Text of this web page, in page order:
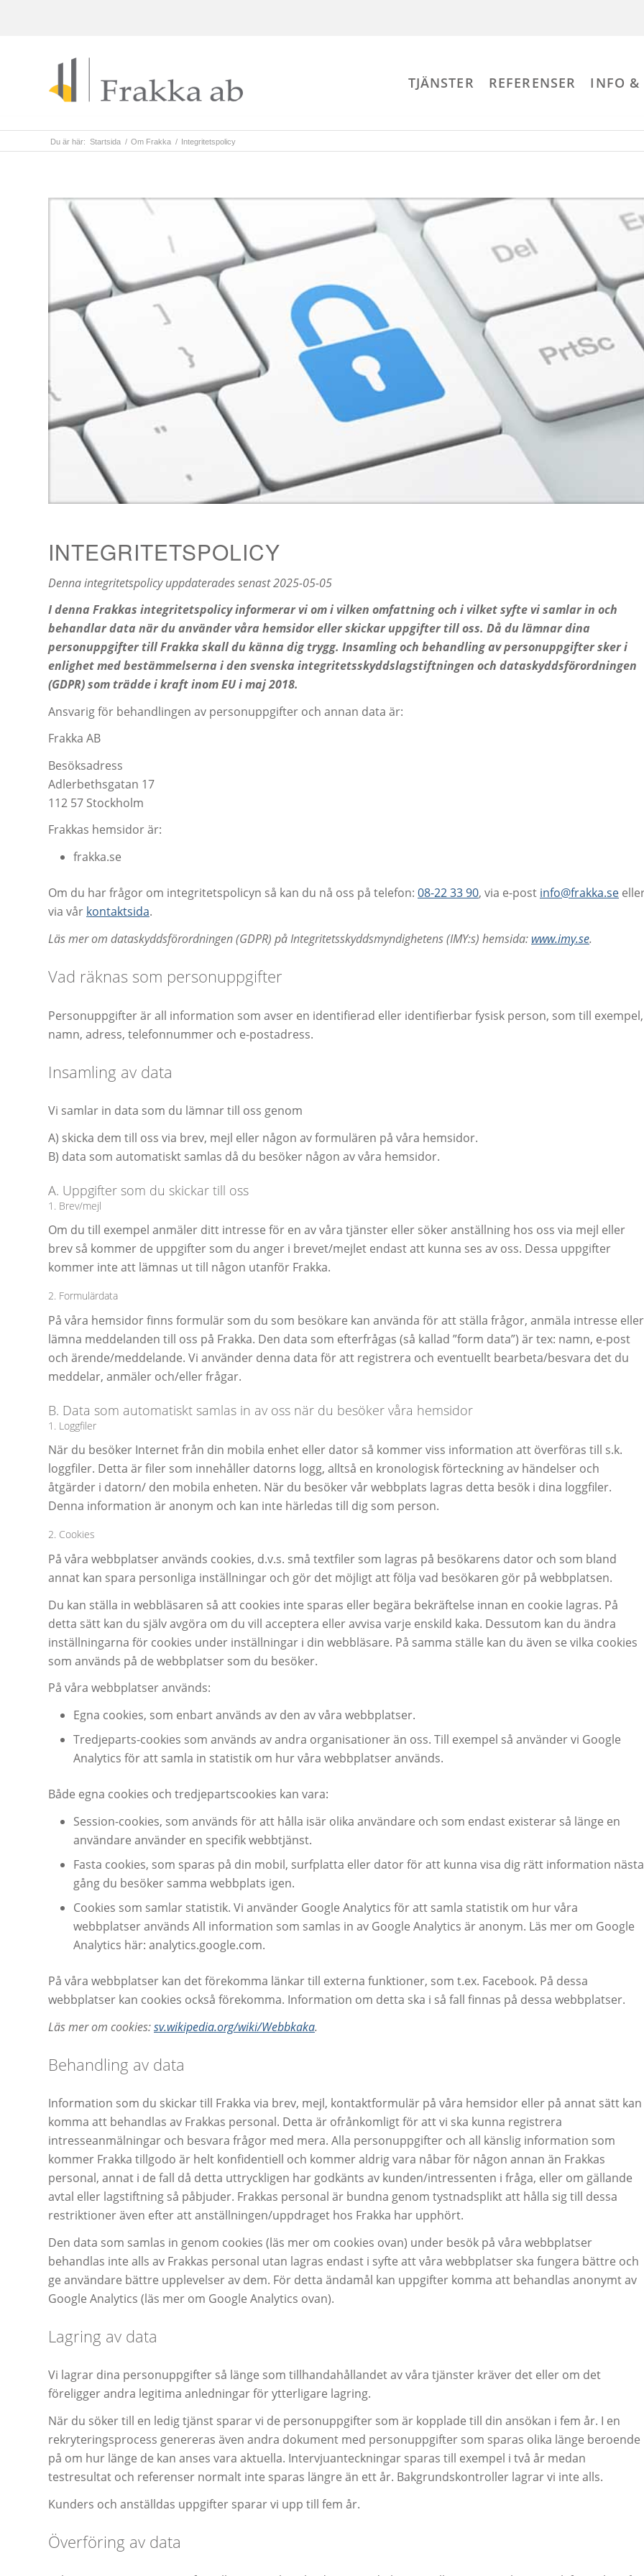
TJÄNSTER REFERENSER INFO &
Du är här: Startsida / Om Frakka / Integritetspolicy
INTEGRITETSPOLICY
Denna integritetspolicy uppdaterades senast 2025-05-05
I denna Frakkas integritetspolicy informerar vi om i vilken omfattning och i vilket syfte vi samlar in och
behandlar data när du använder våra hemsidor eller skickar uppgifter till oss. Då du lämnar dina
personuppgifter till Frakka skall du känna dig trygg. Insamling och behandling av personuppgifter sker i
enlighet med bestämmelserna i den svenska integritetsskyddslagstiftningen och dataskyddsförordningen
(GDPR) som trädde i kraft inom EU i maj 2018.
Ansvarig för behandlingen av personuppgifter och annan data är:
Frakka AB
Besöksadress
Adlerbethsgatan 17
112 57 Stockholm
Frakkas hemsidor är:
frakka.se
Om du har frågor om integritetspolicyn så kan du nå oss på telefon: 08-22 33 90, via e-post info@frakka.se
via vår kontaktsida.
Läs mer om dataskyddsförordningen (GDPR) på Integritetsskyddsmyndighetens (IMY:s) hemsida: www.imy.se.
Vad räknas som personuppgifter
Personuppgifter är all information som avser en identifierad eller identifierbar fysisk person, som till exempel,
namn, adress, telefonnummer och e-postadress.
Insamling av data
Vi samlar in data som du lämnar till oss genom
A) skicka dem till oss via brev, mejl eller någon av formulären på våra hemsidor.
B) data som automatiskt samlas då du besöker någon av våra hemsidor.
A. Uppgifter som du skickar till oss
1. Brev/mejl
Om du till exempel anmäler ditt intresse för en av våra tjänster eller söker anställning hos oss via mejl eller
brev så kommer de uppgifter som du anger i brevet/mejlet endast att kunna ses av oss. Dessa uppgifter
kommer inte att lämnas ut till någon utanför Frakka.
2. Formulärdata
På våra hemsidor finns formulär som du som besökare kan använda för att ställa frågor, anmäla intresse eller
lämna meddelanden till oss på Frakka. Den data som efterfrågas (så kallad ”form data”) är tex: namn, e-post
och ärende/meddelande. Vi använder denna data för att registrera och eventuellt bearbeta/besvara det du
meddelar, anmäler och/eller frågar.
B. Data som automatiskt samlas in av oss när du besöker våra hemsidor
1. Loggfiler
När du besöker Internet från din mobila enhet eller dator så kommer viss information att överföras till s.k.
loggfiler. Detta är filer som innehåller datorns logg, alltså en kronologisk förteckning av händelser och
åtgärder i datorn/ den mobila enheten. När du besöker vår webbplats lagras detta besök i dina loggfiler.
Denna information är anonym och kan inte härledas till dig som person.
2. Cookies
På våra webbplatser används cookies, d.v.s. små textfiler som lagras på besökarens dator och som bland
annat kan spara personliga inställningar och gör det möjligt att följa vad besökaren gör på webbplatsen.
Du kan ställa in webbläsaren så att cookies inte sparas eller begära bekräftelse innan en cookie lagras. På
detta sätt kan du själv avgöra om du vill acceptera eller avvisa varje enskild kaka. Dessutom kan du ändra
inställningarna för cookies under inställningar i din webbläsare. På samma ställe kan du även se vilka cookies
som används på de webbplatser som du besöker.
På våra webbplatser används:
Egna cookies, som enbart används av den av våra webbplatser.
Tredjeparts-cookies som används av andra organisationer än oss. Till exempel så använder vi Google
Analytics för att samla in statistik om hur våra webbplatser används.
Både egna cookies och tredjepartscookies kan vara:
Session-cookies, som används för att hålla isär olika användare och som endast existerar så länge en
användare använder en specifik webbtjänst.
Fasta cookies, som sparas på din mobil, surfplatta eller dator för att kunna visa dig rätt information nästa
gång du besöker samma webbplats igen.
Cookies som samlar statistik. Vi använder Google Analytics för att samla statistik om hur våra
webbplatser används All information som samlas in av Google Analytics är anonym. Läs mer om Google
Analytics här: analytics.google.com.
På våra webbplatser kan det förekomma länkar till externa funktioner, som t.ex. Facebook. På dessa
webbplatser kan cookies också förekomma. Information om detta ska i så fall finnas på dessa webbplatser.
Läs mer om cookies:sv.wikipedia.org/wiki/Webbkaka.
Behandling av data
Information som du skickar till Frakka via brev, mejl, kontaktformulär på våra hemsidor eller på annat sätt kan
komma att behandlas av Frakkas personal. Detta är ofrånkomligt för att vi ska kunna registrera
intresseanmälningar och besvara frågor med mera. Alla personuppgifter och all känslig information som
kommer Frakka tillgodo är helt konfidentiell och kommer aldrig vara nåbar för någon annan än Frakkas
personal, annat i de fall då detta uttryckligen har godkänts av kunden/intressenten i fråga, eller om gällande
avtal eller lagstiftning så påbjuder. Frakkas personal är bundna genom tystnadsplikt att hålla sig till dessa
restriktioner även efter att anställningen/uppdraget hos Frakka har upphört.
Den data som samlas in genom cookies (läs mer om cookies ovan) under besök på våra webbplatser
behandlas inte alls av Frakkas personal utan lagras endast i syfte att våra webbplatser ska fungera bättre och
ge användare bättre upplevelser av dem. För detta ändamål kan uppgifter komma att behandlas anonymt av
Google Analytics (läs mer om Google Analytics ovan).
Lagring av data
Vi lagrar dina personuppgifter så länge som tillhandahållandet av våra tjänster kräver det eller om det
föreligger andra legitima anledningar för ytterligare lagring.
När du söker till en ledig tjänst sparar vi de personuppgifter som är kopplade till din ansökan i fem år. I en
rekryteringsprocess genereras även andra dokument med personuppgifter som sparas olika länge beroende
på om hur länge de kan anses vara aktuella. Intervjuanteckningar sparas till exempel i två år medan
testresultat och referenser normalt inte sparas längre än ett år. Bakgrundskontroller lagrar vi inte alls.
Kunders och anställdas uppgifter sparar vi upp till fem år.
Överföring av data